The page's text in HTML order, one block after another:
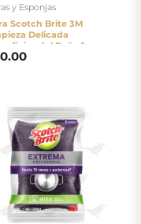
y Esponjas
Scotch Brite 3M
Delicada
del Baño 1